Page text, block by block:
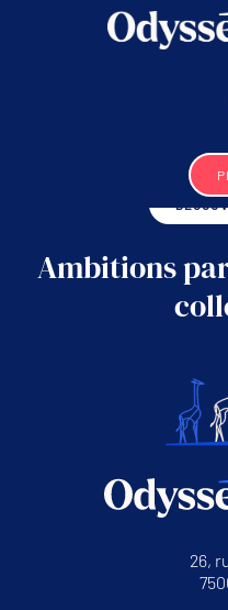
Ambitions
26,